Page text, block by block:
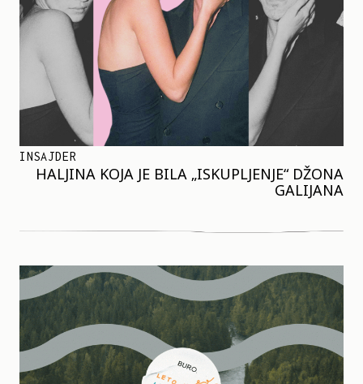
INSAJDER
HALJINA KOJA JE BILA „ISKUPLJENJE“ DŽONA
GALIJANA